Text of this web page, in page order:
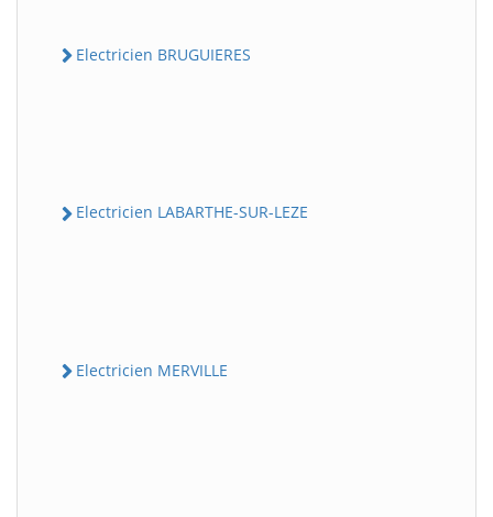
Electricien BRUGUIERES
Electricien LABARTHE-SUR-LEZE
Electricien MERVILLE